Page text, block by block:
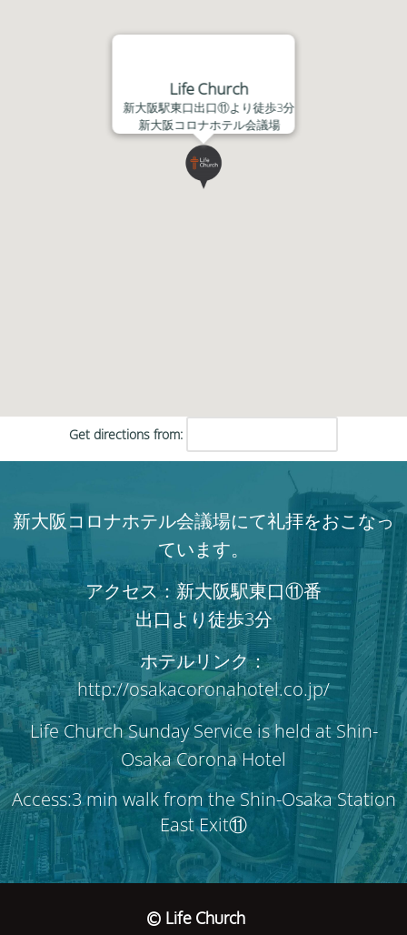
Life Church
新大阪駅東口出口⑪より徒歩3分
新大阪コロナホテル会議場
Get directions from:
新大阪コロナホテル会議場にて礼拝をおこなっ
ています。
アクセス：新大阪駅東口⑪番
出口より徒歩3分
ホテルリンク：
http://osakacoronahotel.co.jp/
Life Church Sunday Service is held at Shin-
Osaka Corona Hotel
Access:3 min walk from the Shin-Osaka Station
East Exit⑪
© Life Church